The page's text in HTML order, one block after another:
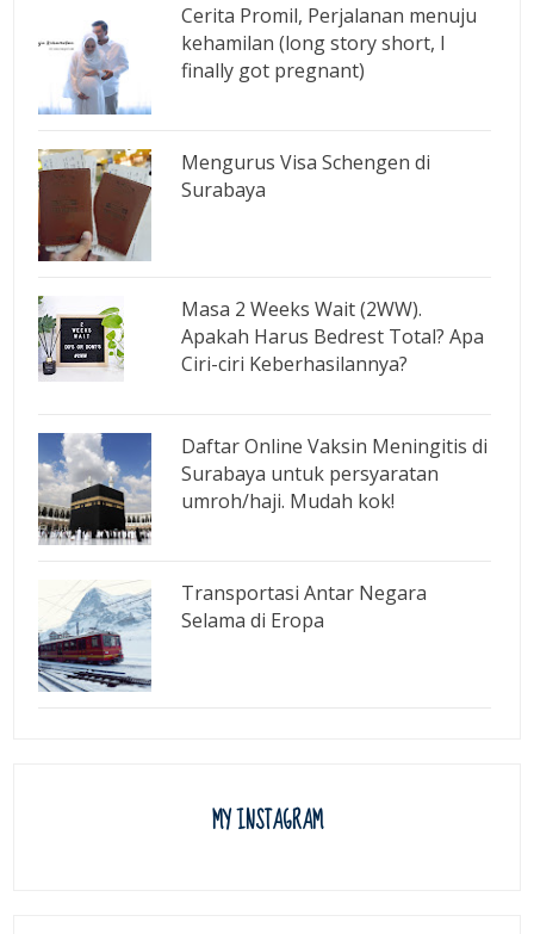
Cerita Promil, Perjalanan menuju
kehamilan (long story short, I
finally got pregnant)
Mengurus Visa Schengen di
Surabaya
Masa 2 Weeks Wait (2WW).
Apakah Harus Bedrest Total? Apa
Ciri-ciri Keberhasilannya?
Daftar Online Vaksin Meningitis di
Surabaya untuk persyaratan
umroh/haji. Mudah kok!
Transportasi Antar Negara
Selama di Eropa
MY INSTAGRAM